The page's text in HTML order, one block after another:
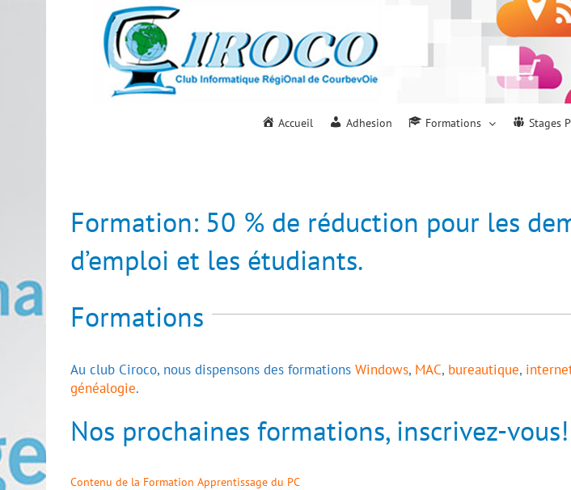
Accueil Adhesion Formations Stages
Formation: 50 % de réduction pour les
d’emploi et les étudiants.
Formations
Au club Ciroco, nous dispensons des formations Windows, MAC, bureautique,
généalogie.
Nos prochaines formations, inscrivez-vous!
Contenu de la Formation Apprentissage du PC